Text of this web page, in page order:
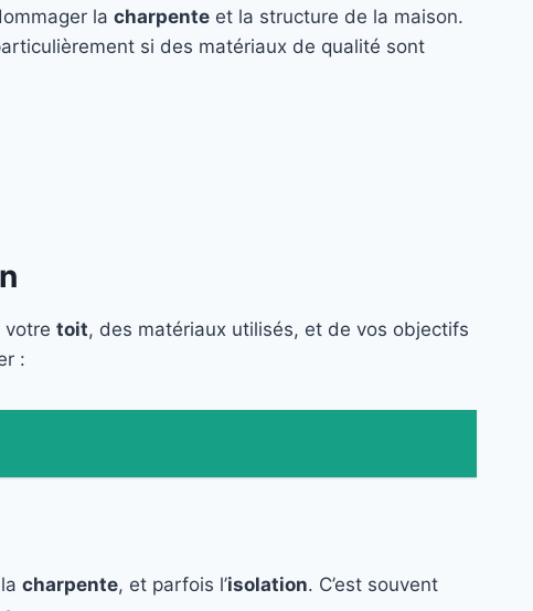
la charpente et la structure de la maison.
si des matériaux de qualité sont
votre toit, des matériaux utilisés, et de vos objectifs
:
charpente, et parfois l’isolation. C’est souvent